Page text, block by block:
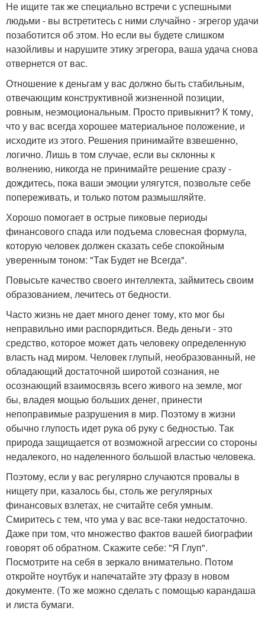
Не ищите так же специально встречи с успешными
людьми - вы встретитесь с ними случайно - эгрегор удачи
позаботится об этом. Но если вы будете слишком
назойливы и нарушите этику эгрегора, ваша удача снова
отвернется от вас.
Отношение к деньгам у вас должно быть стабильным,
отвечающим конструктивной жизненной позиции,
ровным, неэмоциональным. Просто привыкнит? К тому,
что у вас всегда хорошее материальное положение, и
исходите из этого. Решения принимайте взвешенно,
логично. Лишь в том случае, если вы склонны к
волнению, никогда не принимайте решение сразу -
дождитесь, пока ваши эмоции улягутся, позвольте себе
попереживать, и только потом размышляйте.
Хорошо помогает в острые пиковые периоды
финансового спада или подъема словесная формула,
которую человек должен сказать себе спокойным
уверенным тоном: "Так Будет не Всегда".
Повысьте качество своего интеллекта, займитесь своим
образованием, лечитесь от бедности.
Часто жизнь не дает много денег тому, кто мог бы
неправильно ими распорядиться. Ведь деньги - это
средство, которое может дать человеку определенную
власть над миром. Человек глупый, необразованный, не
обладающий достаточной широтой сознания, не
осознающий взаимосвязь всего живого на земле, мог
бы, владея мощью больших денег, принести
непоправимые разрушения в мир. Поэтому в жизни
обычно глупость идет рука об руку с бедностью. Так
природа защищается от возможной агрессии со стороны
недалекого, но наделенного большой властью человека.
Поэтому, если у вас регулярно случаются провалы в
нищету при, казалось бы, столь же регулярных
финансовых взлетах, не считайте себя умным.
Смиритесь с тем, что ума у вас все-таки недостаточно.
Даже при том, что множество фактов вашей биографии
говорят об обратном. Скажите себе: "Я Глуп".
Посмотрите на себя в зеркало внимательно. Потом
откройте ноутбук и напечатайте эту фразу в новом
документе. (То же можно сделать с помощью карандаша
и листа бумаги.